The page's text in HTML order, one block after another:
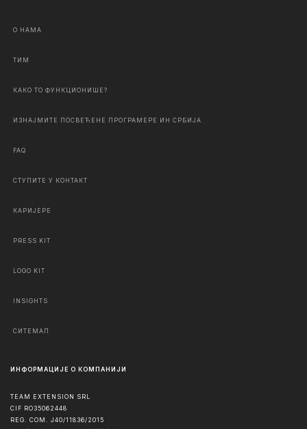
О НАМА
ТИМ
КАКО ТО ФУНКЦИОНИШЕ?
ИЗНАЈМИТЕ ПОСВЕЋЕНЕ ПРОГРАМЕРЕ ИН СРБИЈА
FAQ
СТУПИТЕ У КОНТАКТ
КАРИЈЕРЕ
PRESS KIT
LOGO KIT
INSIGHTS
СИТЕМАП
ИНФОРМАЦИЈЕ О КОМПАНИЈИ
TEAM EXTENSION SRL
CIF RO35062448
REG. COM. J40/11836/2015